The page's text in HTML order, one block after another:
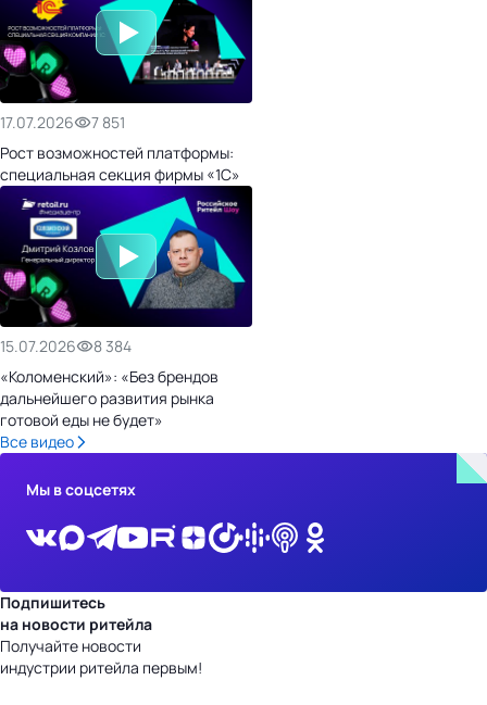
17.07.2026
7 851
Рост возможностей платформы:
специальная секция фирмы «1С»
15.07.2026
8 384
«Коломенский»: «Без брендов
дальнейшего развития рынка
готовой еды не будет»
Все видео
Мы в соцсетях
Подпишитесь
на новости ритейла
Получайте новости
индустрии ритейла первым!